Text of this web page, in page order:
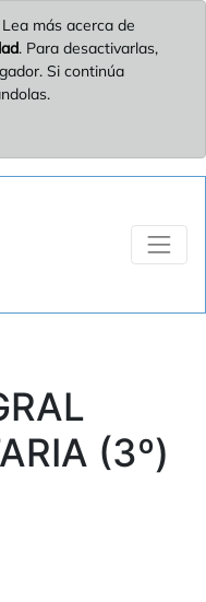
más acerca de
. Para desactivarlas,
Si continúa
(3º)